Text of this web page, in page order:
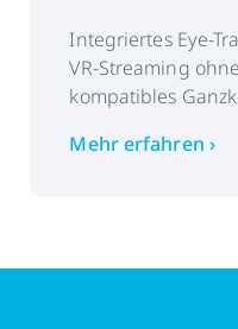
Integriertes Eye-
VR-Streaming
kompatibles
Mehr erfahren ›